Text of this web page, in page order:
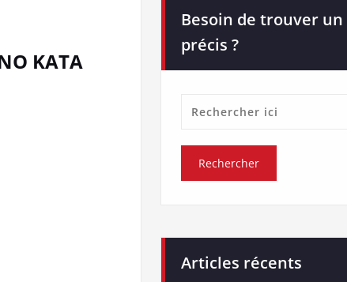
KATA
Besoin de trouver
précis ?
Articles récents